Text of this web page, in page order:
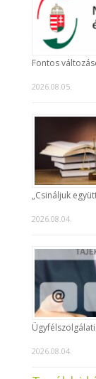
Fontos
2026.08.05.
„Csináljuk
2026.08.04.
2026.08.04.